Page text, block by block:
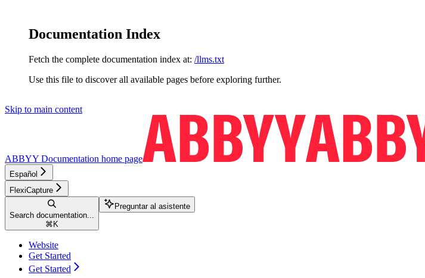
Documentation Index
Fetch the complete documentation index at: /llms.txt
Use this file to discover all available pages before exploring further.
Skip to main content
ABBYY Documentation home page
Español
FlexiCapture
Search documentation...
⌘ K
Preguntar al asistente
Website
Get Started
Get Started